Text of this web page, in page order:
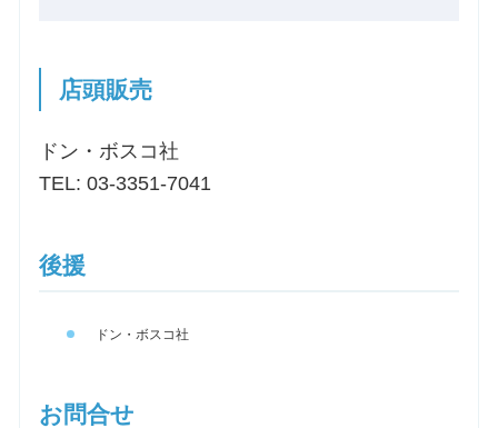
店頭販売
ドン・ボスコ社
TEL: 03-3351-7041
後援
ドン・ボスコ社
お問合せ